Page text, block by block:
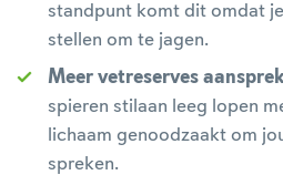
standpunt komt dit omdat
stellen om te jagen.
Meer vetreserves
spieren stilaan leeg lopen
lichaam genoodzaakt om
spreken.